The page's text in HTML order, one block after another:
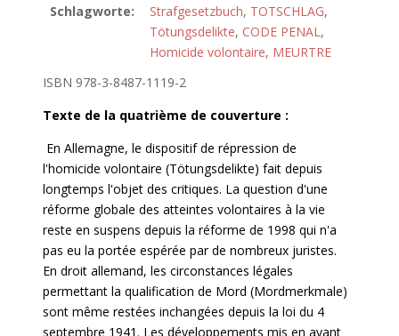
Schlagworte:
Strafgesetzbuch, TOTSCHLAG,
Tötungsdelikte, CODE PENAL,
Homicide volontaire, MEURTRE
ISBN 978-3-8487-1119-2
Texte de la quatrième de couverture :
En Allemagne, le dispositif de répression de
l'homicide volontaire (Tötungsdelikte) fait depuis
longtemps l'objet des critiques. La question d'une
réforme globale des atteintes volontaires à la vie
reste en suspens depuis la réforme de 1998 qui n'a
pas eu la portée espérée par de nombreux juristes.
En droit allemand, les circonstances légales
permettant la qualification de Mord (Mordmerkmale)
sont même restées inchangées depuis la loi du 4
septembre 1941. Les développements mis en avant